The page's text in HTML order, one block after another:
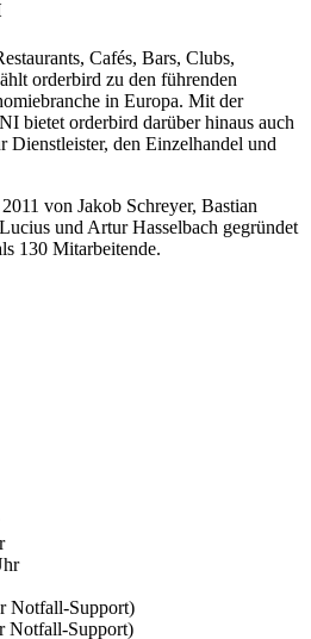
Cafés, Bars, Clubs,
orderbird zu den führenden
in Europa. Mit der
bietet orderbird darüber hinaus auch
Dienstleister, den Einzelhandel und
von Jakob Schreyer, Bastian
und Artur Hasselbach gegründet
130 Mitarbeitende.
Notfall-Support)
Notfall-Support)